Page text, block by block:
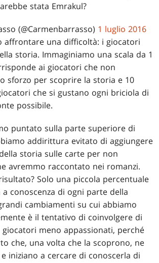
stata Emrakul?
(@Carmenbarrasso) 1 luglio 2016
affrontare una difficoltà: i giocatori
storia. Immaginiamo una scala da 1
ai giocatori che non
sforzo per scoprire la storia e 10
che si gustano ogni briciola di
possibile.
puntato sulla parte superiore di
addirittura evitato di aggiungere
storia sulle carte per non
avremmo raccontato nei romanzi.
Solo una piccola percentuale
conoscenza di ogni parte della
cambiamenti su cui abbiamo
è il tentativo di coinvolgere di
meno appassionati, perché
che, una volta che la scoprono, ne
iniziano a cercare di conoscerla di